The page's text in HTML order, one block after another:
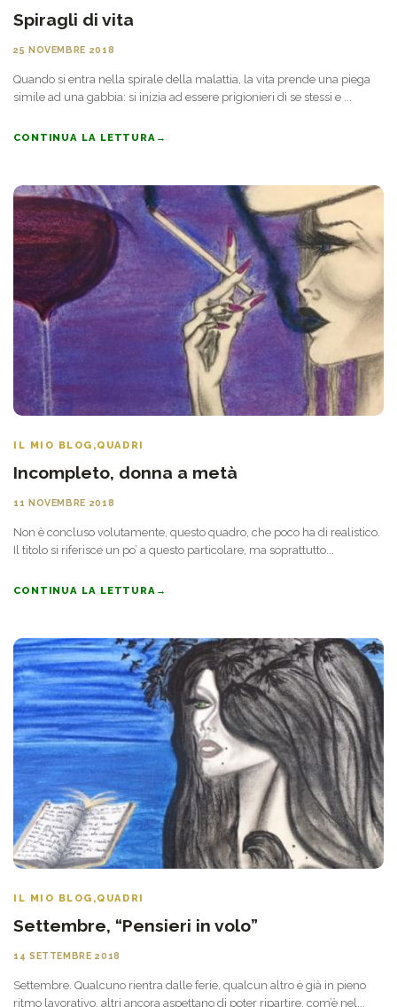
Spiragli di vita
25 NOVEMBRE 2018
Quando si entra nella spirale della malattia, la vita prende una piega
simile ad una gabbia: si inizia ad essere prigionieri di se stessi e ...
CONTINUA LA LETTURA →
IL MIO BLOG ,QUADRI
Incompleto, donna a metà
11 NOVEMBRE 2018
Non è concluso volutamente, questo quadro, che poco ha di realistico.
Il titolo si riferisce un po’ a questo particolare, ma soprattutto...
CONTINUA LA LETTURA →
IL MIO BLOG ,QUADRI
Settembre, “Pensieri in volo”
14 SETTEMBRE 2018
Settembre. Qualcuno rientra dalle ferie, qualcun altro è già in pieno
ritmo lavorativo, altri ancora aspettano di poter ripartire, com’è nel...